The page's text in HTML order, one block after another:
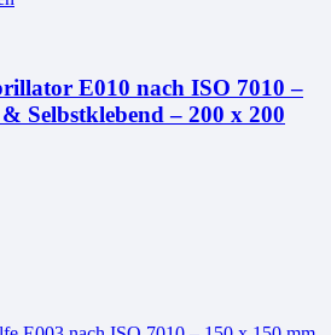
E010 nach ISO 7010 –
Selbstklebend – 200 x 200